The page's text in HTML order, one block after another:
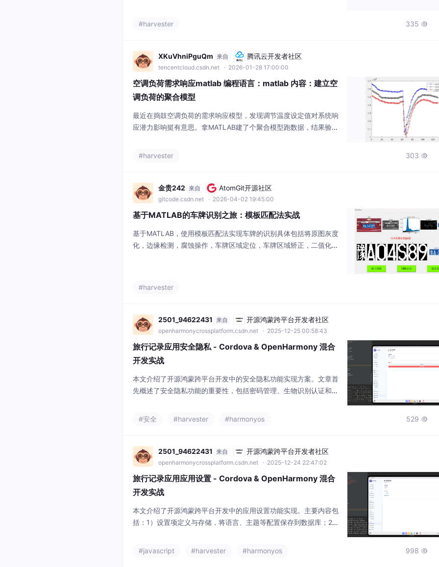
模块，图像倾斜矫正模块，图
#harvester 335 
XKuVhniPguQm 来自 腾讯云开发者社区
tencentcloud.csdn.net · 2026-01-28 17:00:00
空调负荷需求响应matlab 编程语言：matlab 内容：建立空
调负荷的聚合模型
最近在捣鼓空调负荷的需求响应模型，发现调节温度设定值对系统响
应潜力影响挺有意思。拿MATLAB建了个聚合模型跑数据，结果验证
模型，按照第二章考虑调节空调温度对空
#harvester 303 
金贵242 来自 AtomGit开源社区
gitcode.csdn.net · 2026-04-02 19:45:00
基于MATLAB的车牌识别之旅：模板匹配法实战
基于MATLAB，使用模板匹配法实现车牌的识别具体包括将原图灰度
化，边缘检测，腐蚀操作，车牌区域定位，车牌区域矫正，二值化，
全过程。
#harvester
2501_94622431 来自 开源鸿蒙跨平台开发者社区
openharmonycrossplatform.csdn.net · 2025-12-25 00:58:43
旅行记录应用安全隐私 - Cordova & OpenHarmony 混合
开发实战
本文介绍了开源鸿蒙跨平台开发中的安全隐私功能实现方案。文章首
先概述了安全隐私功能的重要性，包括密码管理、生物识别认证和数
识别集成和原生层安全认证。在代码实现部分，展示了Web端的HTM
L页面结构、密码设置与验证逻辑，以及调用原生层生物识别的接
码存储和生物识别认证功能。该方
#安全 #harvester #harmonyos 529 
2501_94622431 来自 开源鸿蒙跨平台开发者社区
openharmonycrossplatform.csdn.net · 2025-12-24 22:47:02
旅行记录应用应用设置 - Cordova & OpenHarmony 混合
开发实战
本文介绍了开源鸿蒙跨平台开发中的应用设置功能实现。主要内容包
括：1）设置项定义与存储，将语言、主题等配置保存到数据库；2）
载设置、保存设置和重置设置等核心功能，并展示了如何通过Cordov
#javascript #harvester #harmonyos 998 